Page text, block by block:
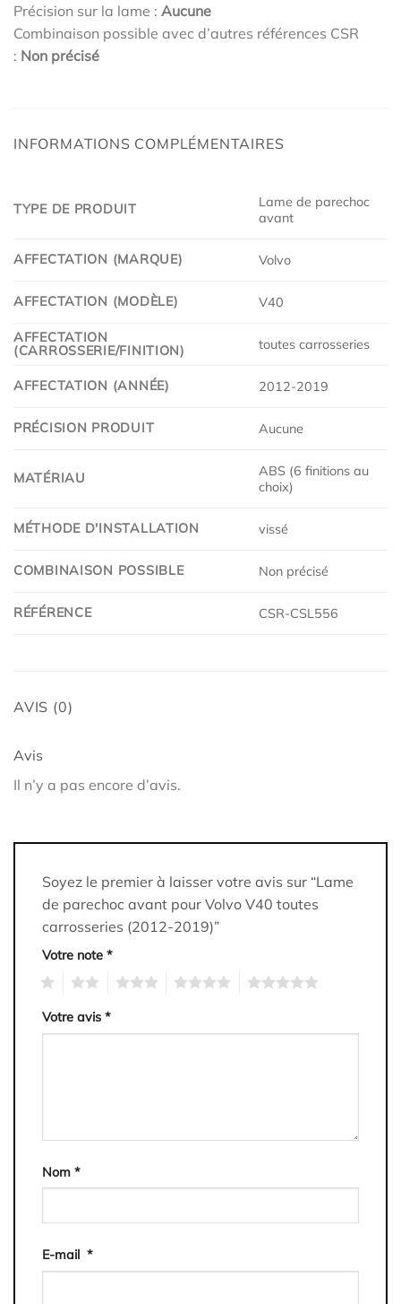
Précision sur la lame : Aucune
Combinaison possible avec d’autres références CSR
: Non précisé
INFORMATIONS COMPLÉMENTAIRES
TYPE DE PRODUIT
Lame de parechoc
avant
AFFECTATION (MARQUE) Volvo
AFFECTATION (MODÈLE) V40
AFFECTATION
(CARROSSERIE/FINITION)
toutes carrosseries
AFFECTATION (ANNÉE) 2012-2019
PRÉCISION PRODUIT Aucune
MATÉRIAU
ABS (6 finitions au
choix)
MÉTHODE D'INSTALLATION vissé
COMBINAISON POSSIBLE Non précisé
RÉFÉRENCE CSR-CSL556
AVIS (0)
Avis
Il n’y a pas encore d’avis.
Soyez le premier à laisser votre avis sur “Lame
de parechoc avant pour Volvo V40 toutes
carrosseries (2012-2019)”
Votre note *
Votre avis *
Nom *
E-mail *